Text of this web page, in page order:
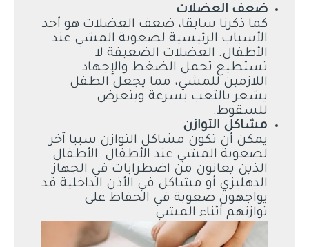
ضعف العضلات
كما ذكرنا سابقا، ضعف العضلات هو أحد
الأسباب الرئيسية لصعوبة المشي عند
الأطفال. العضلات الضعيفة لا
تستطيع تحمل الضغط والإجهاد
اللازمين للمشي، مما يجعل الطفل
يشعر بالتعب بسرعة ويتعرض
للسقوط.
مشاكل التوازن
يمكن أن تكون مشاكل التوازن سببا آخر
لصعوبة المشي عند الأطفال. الأطفال
الذين يعانون من اضطرابات في الجهاز
الدهليزي أو مشاكل في الأذن الداخلية قد
يواجهون صعوبة في الحفاظ على
توازنهم أثناء المشي.